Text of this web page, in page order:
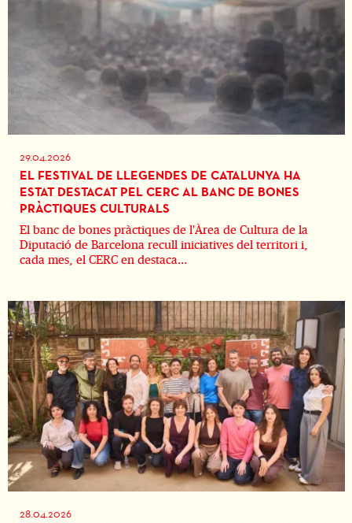
29.04.2026
EL FESTIVAL DE LLEGENDES DE CATALUNYA HA
ESTAT DESTACAT PEL CERC AL BANC DE BONES
PRÀCTIQUES CULTURALS
El banc de bones pràctiques de l'Àrea de Cultura de la
Diputació de Barcelona recull iniciatives del territori i,
cada mes, el CERC en destaca...
28.04.2026